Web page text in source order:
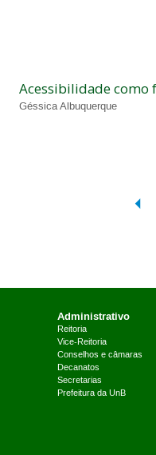
Acessibilidade como
Géssica Albuquerque
Administrativo
Reitoria
Vice-Reitoria
Conselhos e câmaras
Decanatos
Secretarias
Prefeitura da UnB